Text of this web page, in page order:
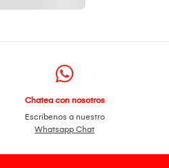
Chatea con nosotros
Escríbenos a nuestro
Whatsapp Chat